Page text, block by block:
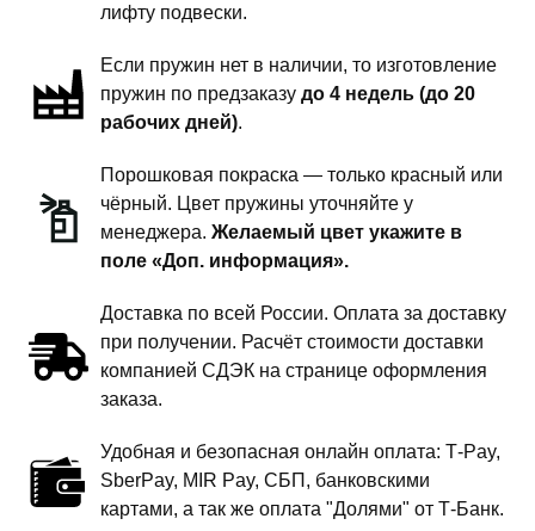
обвес
лифту подвески.
Если пружин нет в наличии, то изготовление
пружин по предзаказу до 4 недель (до 20
рабочих дней).
Порошковая покраска — только красный или
чёрный. Цвет пружины уточняйте у
менеджера. Желаемый цвет укажите в
поле «Доп. информация».
Доставка по всей России. Оплата за доставку
при получении. Расчёт стоимости доставки
компанией СДЭК на странице оформления
заказа.
Удобная и безопасная онлайн оплата: T‑Pay,
SberPay, MIR Pay, СБП, банковскими
картами, а так же оплата "Долями" от Т-Банк.